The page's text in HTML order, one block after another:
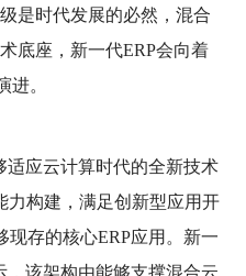
是时代发展的必然，混合
底座，新一代ERP会向着
进。
适应云计算时代的全新技术
力构建，满足创新型应用开
现存的核心ERP应用。新一
，该架构由能够支撑混合云